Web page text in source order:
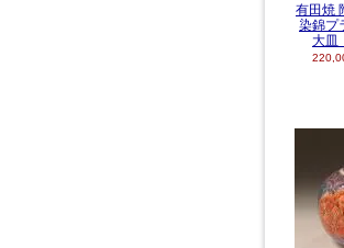
有田焼
染錦プ
大皿